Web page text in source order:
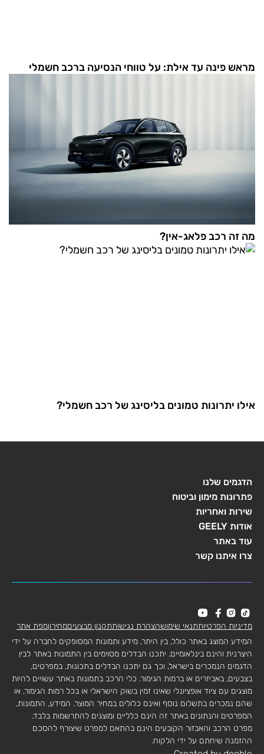
מראש פינה עד אילת: על טווחי הנסיעה ברכב חשמלי
מה זה רכב פלאג-אין?
אילו יתרונות טמונים בליסינג של רכב חשמלי?
הדגמים שלנו
פתרונות מימון וביטוח
שירות ואחריות
אודות GEELY
עוד באתר
צרו איתנו קשר
מדיניות הפרטיותתנאי שימושהצהרת נגישותתקנון מבצעיםמחירוןמפת אתר
המידע המוצג באתר כולל, בין היתר, מידע ותמונות המסופקים לחברה על ידי
היצרנית והינם בינלאומיים. יתכנו הבדלים מסוימים בין התמונות באתר לבין
הדגמים הנמכרים בישראל, וכך גם יתכנו הבדלים בתכונות, במפרטים,
בצבעים, באביזרים או ברמות הגימור. כלי הרכב בתמונות באתר עשויים להיות
מוצגים עם ציוד אופציונלי שאינו זמין בשוק הישראלי או בכל רמות הגימור, או
שהם נמכרים בתשלום נוסף ואינם כלולים במחיר המוצר. המידע, התמונות,
המפרטים והנתונים באתר זה הינם כלליים ומוצגים להתרשמות בלבד.
מפרט הרכב והאבזור הקובעים הינם בהתאם למפרט שיצורף להסכם
ההזמנה שיחתם על ידי הלקוח.